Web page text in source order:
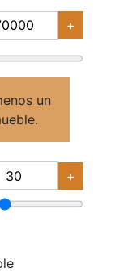
+
un
+